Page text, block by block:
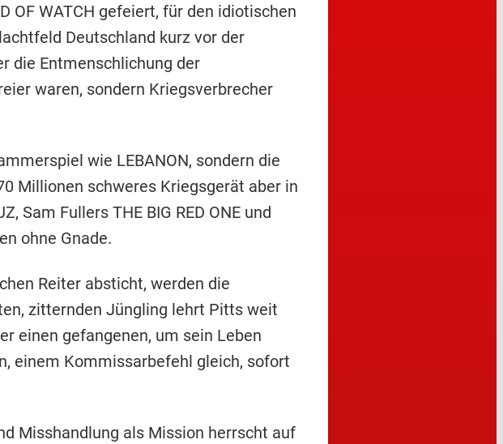
OF WATCH gefeiert, für den idiotischen
Deutschland kurz vor der
die Entmenschlichung der
waren, sondern Kriegsverbrecher
wie LEBANON, sondern die
Millionen schweres Kriegsgerät aber in
Sam Fullers THE BIG RED ONE und
ohne Gnade.
Reiter absticht, werden die
zitternden Jüngling lehrt Pitts weit
einen gefangenen, um sein Leben
einem Kommissarbefehl gleich, sofort
Misshandlung als Mission herrscht auf